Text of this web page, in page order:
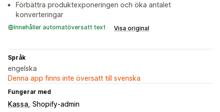
Förbättra produktexponeringen och öka antalet
konverteringar
Innehåller automatöversatt text Visa original
Språk
engelska
Denna app finns inte översatt till svenska
Fungerar med
Kassa Shopify-admin